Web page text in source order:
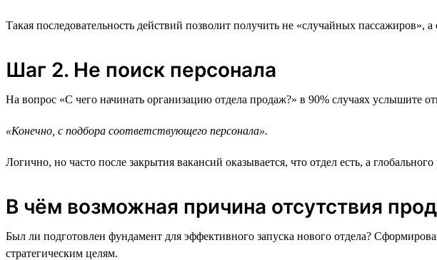
Такая последовательность действий позволит получить не «случайных
Шаг 2. Не поиск персонала
На вопрос «С чего начинать организацию отдела продаж?» в 90% случаях услышите
«Конечно, с подбора соответствующего персонала».
Логично, но часто после закрытия вакансий оказывается, что отдел есть, а
В чём возможная причина отсутствия
Был ли подготовлен фундамент для эффективного запуска нового отдела?
стратегическим целям.